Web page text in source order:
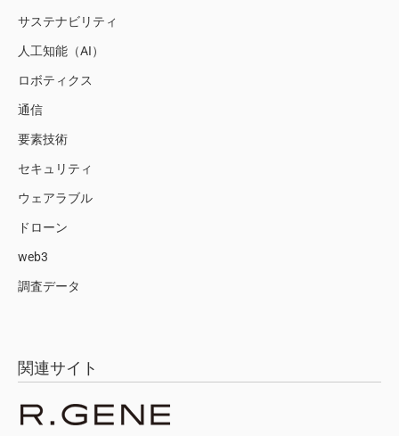
サステナビリティ
人工知能（AI）
ロボティクス
通信
要素技術
セキュリティ
ウェアラブル
ドローン
web3
調査データ
関連サイト